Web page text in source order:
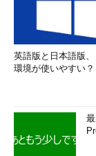
0.html
Wikipedia (日本
http://
Different ways
http://software-
英語版と日本語版
環境が使いやすい？